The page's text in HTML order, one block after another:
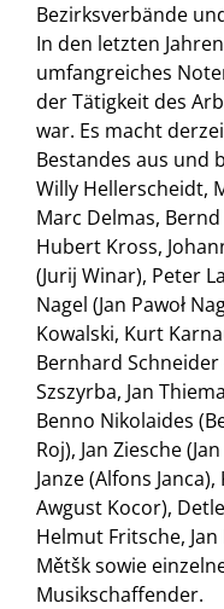
Bezirksverbände
In den letzten
umfangreiches
der Tätigkeit des
war. Es macht
Bestandes aus und
Willy Hellerscheidt,
Marc Delmas,
Hubert Kross,
(Jurij Winar), Peter
Nagel (Jan Pawoł
Kowalski, Kurt
Bernhard
Szszyrba, Jan
Benno Nikolaides
Roj), Jan Ziesche
Janze (Alfons
Awgust Kocor),
Helmut Fritsche, Jan
Mětšk sowie
Musikschaffender.